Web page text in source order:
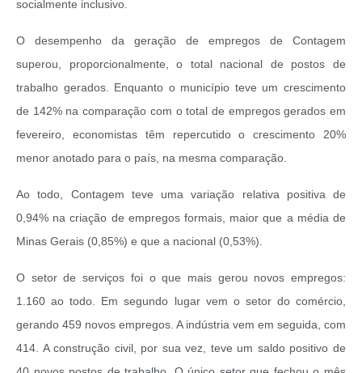
socialmente inclusivo.
O desempenho da geração de empregos de Contagem
superou, proporcionalmente, o total nacional de postos de
trabalho gerados. Enquanto o município teve um crescimento
de 142% na comparação com o total de empregos gerados em
fevereiro, economistas têm repercutido o crescimento 20%
menor anotado para o país, na mesma comparação.
Ao todo, Contagem teve uma variação relativa positiva de
0,94% na criação de empregos formais, maior que a média de
Minas Gerais (0,85%) e que a nacional (0,53%).
O setor de serviços foi o que mais gerou novos empregos:
1.160 ao todo. Em segundo lugar vem o setor do comércio,
gerando 459 novos empregos. A indústria vem em seguida, com
414. A construção civil, por sua vez, teve um saldo positivo de